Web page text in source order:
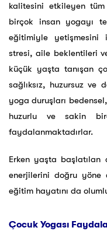
kalitesini etkileyen
birçok insan yogayı
eğitimiyle yetişmesini
stresi, aile beklentileri
küçük yaşta tanışan
sağlıksız, huzursuz
yoga duruşları
huzurlu ve sakin
faydalanmaktadırlar.
Erken yaşta başlatılan
enerjilerini doğru yöne
eğitim hayatını da
Çocuk Yogası